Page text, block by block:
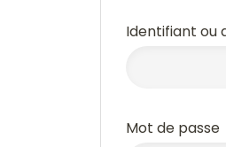
Identifiant ou
Mot de passe